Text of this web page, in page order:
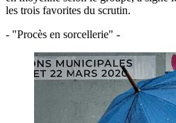
les trois favorites du scrutin.
- "Procès en sorcellerie" -